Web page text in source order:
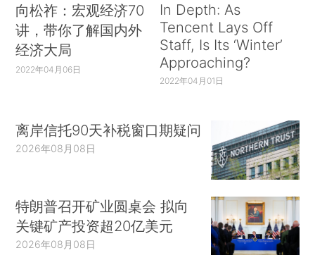
向松祚：宏观经济70
讲，带你了解国内外
经济大局
2022年04月06日
In Depth: As
Tencent Lays Off
Staff, Is Its ‘Winter’
Approaching?
2022年04月01日
离岸信托90天补税窗口期疑问
2026年08月08日
特朗普召开矿业圆桌会 拟向
关键矿产投资超20亿美元
2026年08月08日